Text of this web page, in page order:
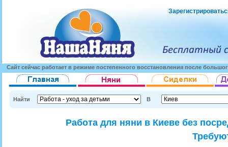
Сайт сейчас работает в режиме постепенного восстановления после
Найти В
Работа для няни в Киеве без